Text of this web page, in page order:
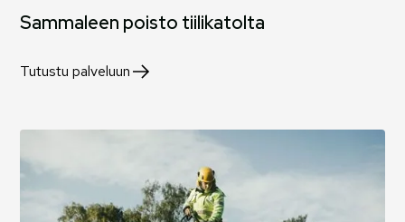
Sammaleen poisto tiilikatolta
Tutustu palveluun